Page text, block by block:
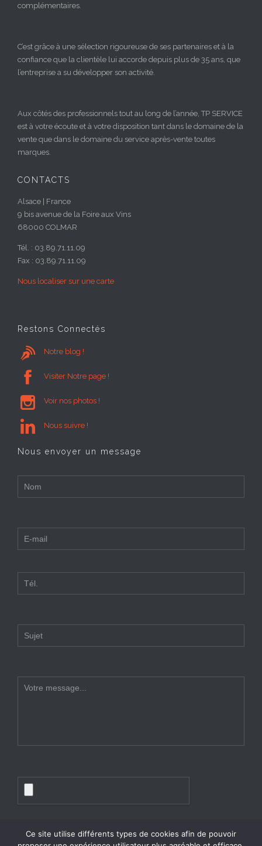
complémentaires.
C’est grâce à une sélection rigoureuse de ses partenaires et à la
confiance que la clientèle lui accorde depuis plus de 35 ans, que
l’entreprise a su développer son activité.
Aux côtés des professionnels tout au long de l’année, TP SERVICE
est à votre écoute et à votre disposition tant dans le domaine de la
vente que dans le domaine du service après-vente toutes
marques.
CONTACTS
Alsace | France
9 bis avenue de la Foire aux Vins
68000 COLMAR
Tél. : 03.89.71.11.09
Fax : 03.89.71.11.09
Nous localiser sur une carte
Restons Connectés
 Notre blog !
 Visiter Notre page !
 Voir nos photos !
 Nous suivre !
Nous envoyer un message
Ce site utilise différents types de cookies afin de pouvoir